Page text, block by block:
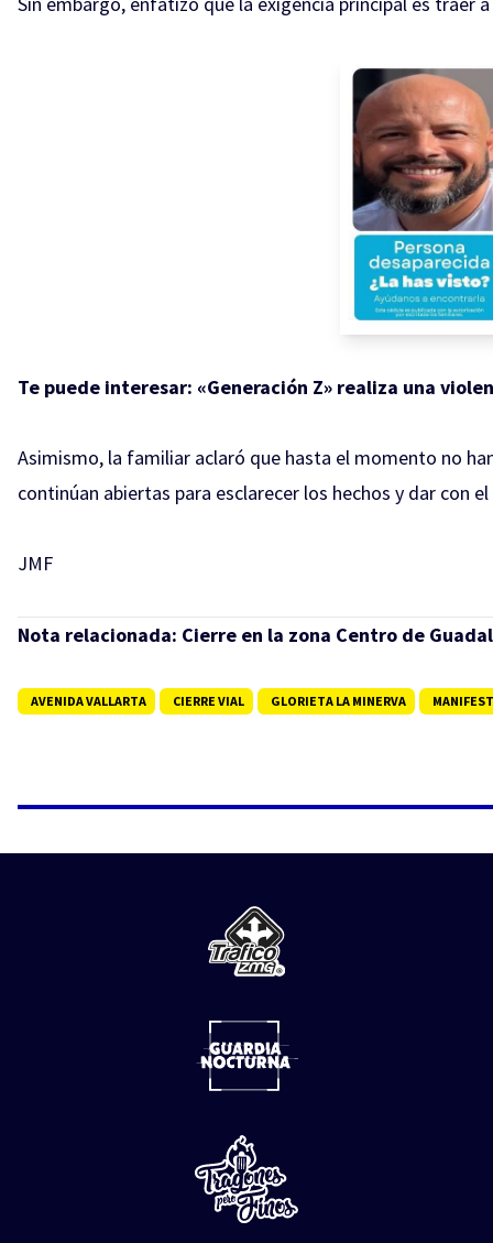
Te puede interesar: «Generación Z» realiza una
Asimismo, la familiar aclaró que hasta el momento no
continúan abiertas para esclarecer los hechos y dar con
JMF
Nota relacionada: Cierre en la zona Centro de
AVENIDA VALLARTA CIERRE VIAL GLORIETA LA MINERVA